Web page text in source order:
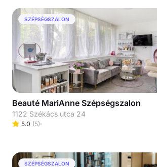
SZÉPSÉGSZALON
Beauté MariAnne Szépségszalon
1122 Székács utca 24
5.0 (5)
SZÉPSÉGSZALON